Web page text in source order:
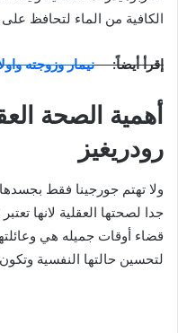
الكافية من الماء لتحافظ
إقرأ أيضاً: نيمار وزوجته
أهمية الصحة
رودريغيز
ولا تهتم جورجينا فقط
جدا لصحتها العقلية لانها
قضاء أوقات جميله هي
لتحسين حالتها النفسية